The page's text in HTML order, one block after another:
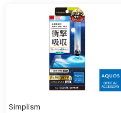
Simplism